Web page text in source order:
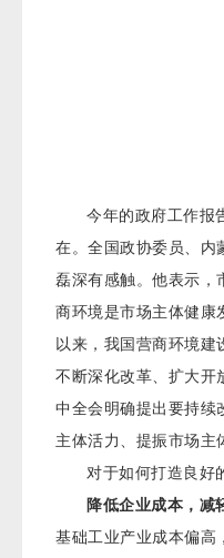
今年的政府工作报
在。全国政协委员、内
磊深有感触。他表示，
商环境是市场主体健康
以来，我国营商环境建
不断深化改革、扩大开
中全会明确提出要持续
主体活力、提振市场主
对于如何打造良好
降低企业成本，减
基础工业产业成本偏高